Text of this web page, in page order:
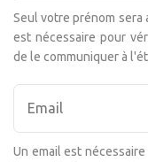
Seul votre prénom
est nécessaire pour
de le communiquer à
Un email est